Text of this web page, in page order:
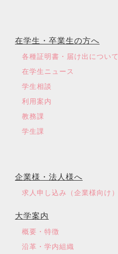
在学生・卒業生の方へ
各種証明書・届け出について
在学生ニュース
学生相談
利用案内
教務課
学生課
企業様・法人様へ
求人申し込み（企業様向け）
大学案内
概要・特徴
沿革・学内組織